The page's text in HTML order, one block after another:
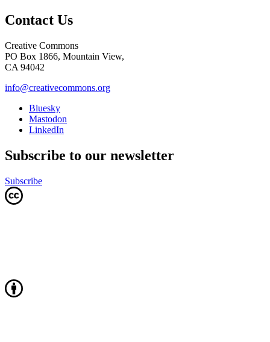
Contact Us
Creative Commons
PO Box 1866, Mountain View,
CA 94042
info@creativecommons.org
Bluesky
Mastodon
LinkedIn
Subscribe to our newsletter
Subscribe